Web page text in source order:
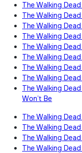
The Walking
The Walking
The Walking
The Walking
The Walking
The Walking
The Walking
The Walking
The Walking
Won’t Be
The Walking
The Walking
The Walking
The Walking